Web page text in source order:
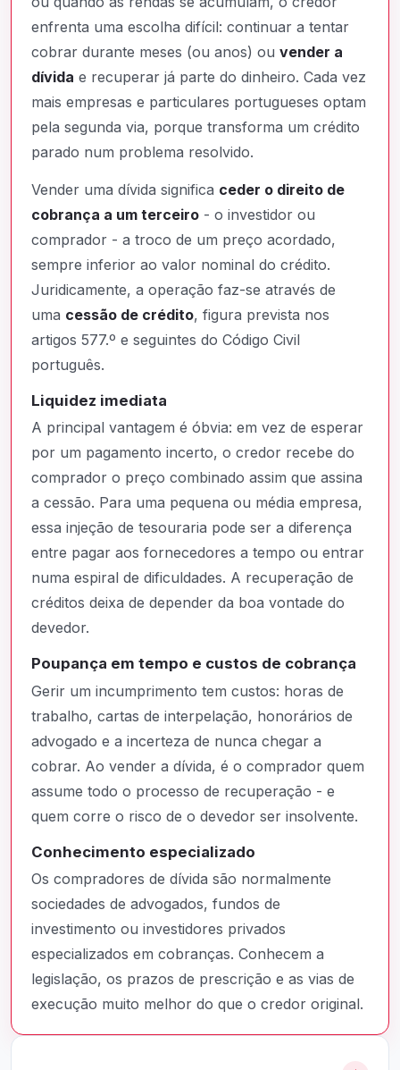
enfrenta uma escolha difícil: continuar a tentar
cobrar durante meses (ou anos) ou vender a
dívida e recuperar já parte do dinheiro. Cada vez
mais empresas e particulares portugueses optam
pela segunda via, porque transforma um crédito
parado num problema resolvido.
Vender uma dívida significa ceder o direito de
cobrança a um terceiro- o investidor ou
comprador - a troco de um preço acordado,
sempre inferior ao valor nominal do crédito.
Juridicamente, a operação faz-se através de
uma cessão de crédito, figura prevista nos
artigos 577.º e seguintes do Código Civil
português.
Liquidez imediata
A principal vantagem é óbvia: em vez de esperar
por um pagamento incerto, o credor recebe do
comprador o preço combinado assim que assina
a cessão. Para uma pequena ou média empresa,
essa injeção de tesouraria pode ser a diferença
entre pagar aos fornecedores a tempo ou entrar
numa espiral de dificuldades. A recuperação de
créditos deixa de depender da boa vontade do
devedor.
Poupança em tempo e custos de cobrança
Gerir um incumprimento tem custos: horas de
trabalho, cartas de interpelação, honorários de
advogado e a incerteza de nunca chegar a
cobrar. Ao vender a dívida, é o comprador quem
assume todo o processo de recuperação - e
quem corre o risco de o devedor ser insolvente.
Conhecimento especializado
Os compradores de dívida são normalmente
sociedades de advogados, fundos de
investimento ou investidores privados
especializados em cobranças. Conhecem a
legislação, os prazos de prescrição e as vias de
execução muito melhor do que o credor original.